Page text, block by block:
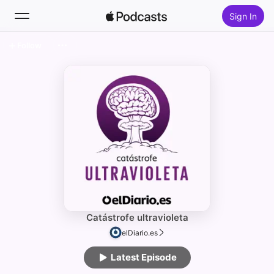
Sign In
Catástrofe ultravioleta
elDiario.es
Latest Episode